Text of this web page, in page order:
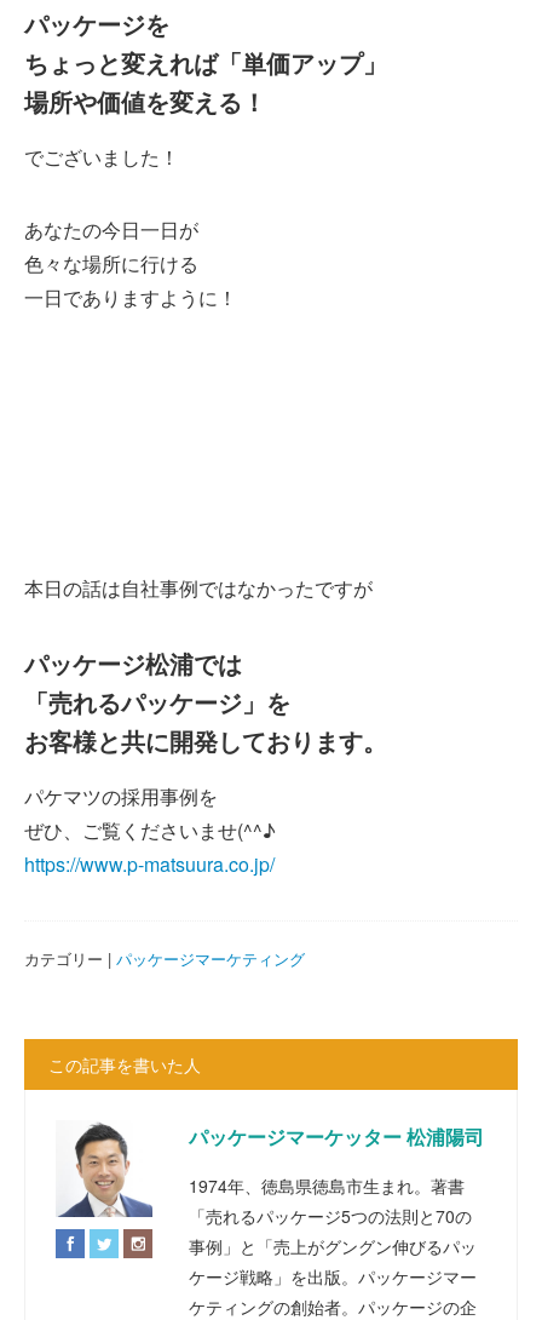
パッケージを
ちょっと変えれば「単価アップ」
場所や価値を変える！
でございました！
あなたの今日一日が
色々な場所に行ける
一日でありますように！
本日の話は自社事例ではなかったですが
パッケージ松浦では
「売れるパッケージ」を
お客様と共に開発しております。
パケマツの採用事例を
ぜひ、ご覧くださいませ(^^♪
https://www.p-matsuura.co.jp/
カテゴリー | パッケージマーケティング
この記事を書いた人
パッケージマーケッター 松浦陽司
1974年、徳島県徳島市生まれ。著書
「売れるパッケージ5つの法則と70の
事例」と「売上がグングン伸びるパッ
ケージ戦略」を出版。パッケージマー
ケティングの創始者。パッケージの企